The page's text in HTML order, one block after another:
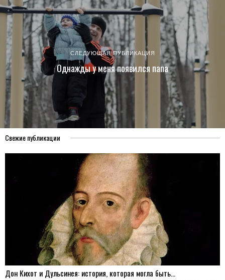
СЛЕДУЮЩАЯ ПУБЛИКАЦИЯ
Однажды у меня появился папа
Свежие публикации
Дон Кихот и Дульсинея: история, которая могла быть…